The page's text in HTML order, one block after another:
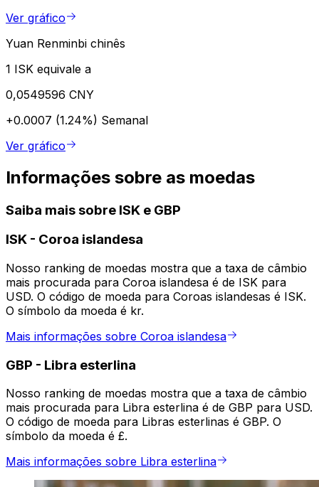
Ver gráfico
Yuan Renminbi chinês
1 ISK equivale a
0,0549596 CNY
+0.0007 (1.24%) Semanal
Ver gráfico
Informações sobre as moedas
Saiba mais sobre ISK e GBP
ISK - Coroa islandesa
Nosso ranking de moedas mostra que a taxa de câmbio
mais procurada para Coroa islandesa é de ISK para
USD. O código de moeda para Coroas islandesas é ISK.
O símbolo da moeda é kr.
Mais informações sobre Coroa islandesa
GBP - Libra esterlina
Nosso ranking de moedas mostra que a taxa de câmbio
mais procurada para Libra esterlina é de GBP para USD.
O código de moeda para Libras esterlinas é GBP. O
símbolo da moeda é £.
Mais informações sobre Libra esterlina